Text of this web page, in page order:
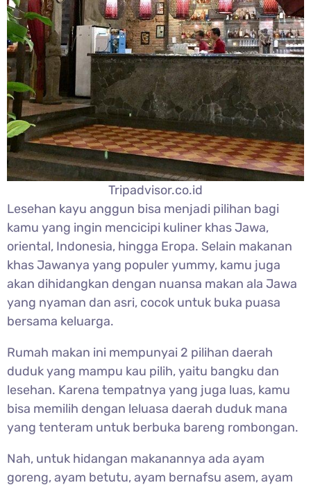
Tripadvisor.co.id
Lesehan kayu anggun bisa menjadi pilihan bagi
kamu yang ingin mencicipi kuliner khas Jawa,
oriental, Indonesia, hingga Eropa. Selain makanan
khas Jawanya yang populer yummy, kamu juga
akan dihidangkan dengan nuansa makan ala Jawa
yang nyaman dan asri, cocok untuk buka puasa
bersama keluarga.
Rumah makan ini mempunyai 2 pilihan daerah
duduk yang mampu kau pilih, yaitu bangku dan
lesehan. Karena tempatnya yang juga luas, kamu
bisa memilih dengan leluasa daerah duduk mana
yang tenteram untuk berbuka bareng rombongan.
Nah, untuk hidangan makanannya ada ayam
goreng, ayam betutu, ayam bernafsu asem, ayam